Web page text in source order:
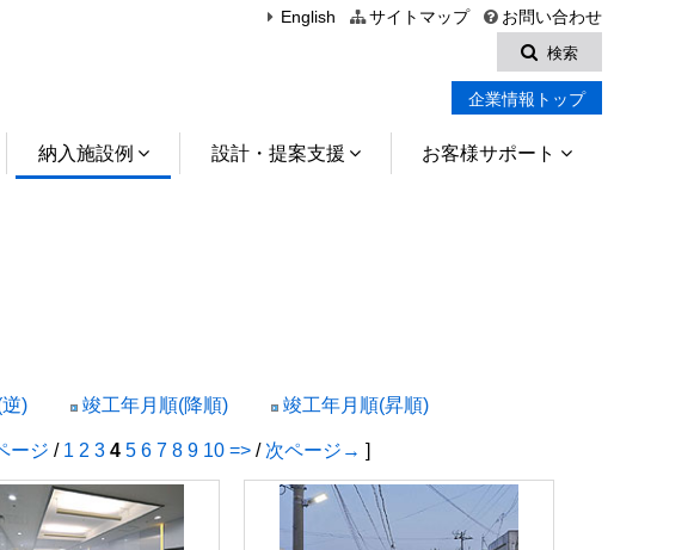
English サイトマップ
お問い合わせ
検索
企業情報トップ
納入施設例 設計・提案支援 お客様サポート
) 竣工年月順(降順) 竣工年月順(昇順)
ージ / 1 2 3 4 5 6 7 8 9 10 =>/ 次ページ→ ]